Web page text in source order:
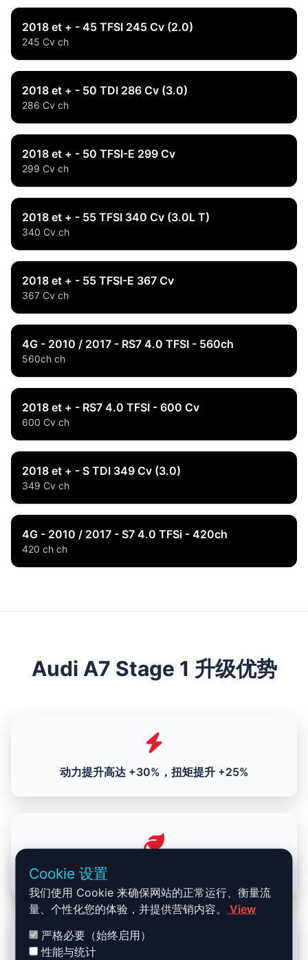
2018 et + - 45 TFSI 245 Cv (2.0)
245 Cv ch
2018 et + - 50 TDI 286 Cv (3.0)
286 Cv ch
2018 et + - 50 TFSI-E 299 Cv
299 Cv ch
2018 et + - 55 TFSI 340 Cv (3.0L T)
340 Cv ch
2018 et + - 55 TFSI-E 367 Cv
367 Cv ch
4G - 2010 / 2017 - RS7 4.0 TFSI - 560ch
560ch ch
2018 et + - RS7 4.0 TFSI - 600 Cv
600 Cv ch
2018 et + - S TDI 349 Cv (3.0)
349 Cv ch
4G - 2010 / 2017 - S7 4.0 TFSi - 420ch
420 ch ch
Audi A7 Stage 1 升级优势
动力提升高达 +30%，扭矩提升 +25%
日常驾驶时油耗降低
Cookie 设置
我们使用 Cookie 来确保网站的正常运行、衡量流
量、个性化您的体验，并提供营销内容。
View
严格必要（始终启用）
性能与统计